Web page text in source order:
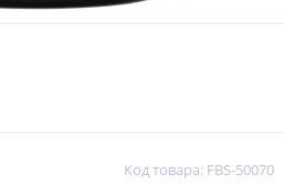
Код товара: FBS-50070